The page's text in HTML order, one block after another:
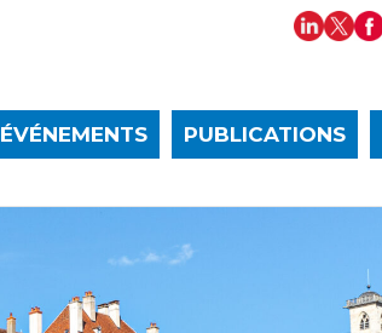
ÉVÉNEMENTS PUBLICATIONS